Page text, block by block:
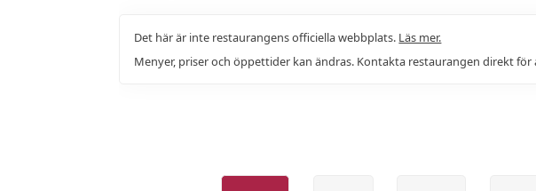
Det här är inte restaurangens officiella webbplats. Läs mer.
Menyer, priser och öppettider kan ändras. Kontakta restaurangen direkt